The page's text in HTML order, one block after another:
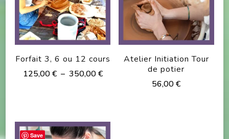
Forfait 3, 6 ou 12 cours
125,00€ – 350,00€Plage
à
350,00 €
a
Atelier Initiation Tour
de potier
56,00€
Save